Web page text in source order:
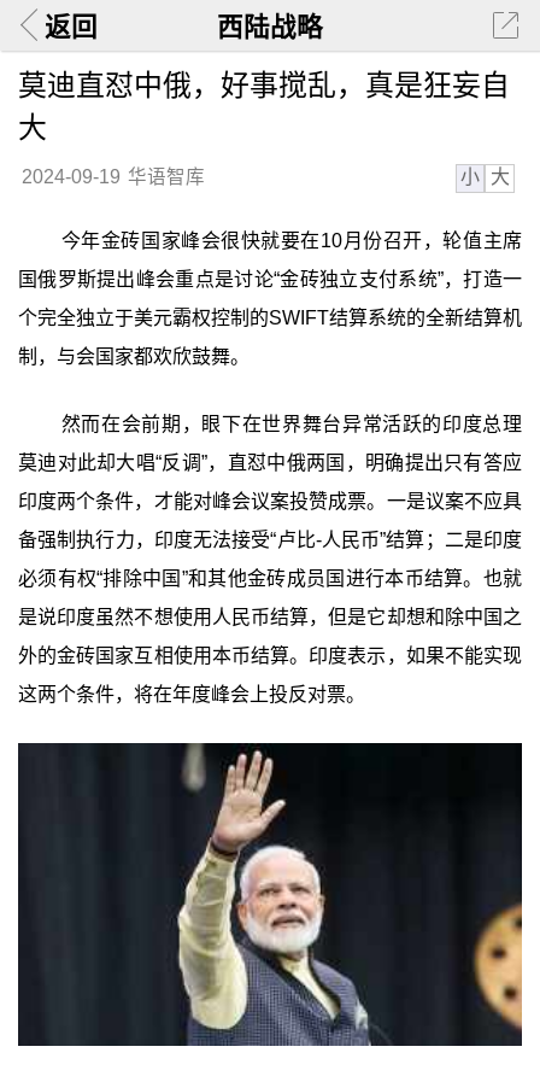
返回 西陆战略
莫迪直怼中俄，好事搅乱，真是狂妄自
大
2024-09-19 华语智库 小 大
今年金砖国家峰会很快就要在10月份召开，轮值主席
国俄罗斯提出峰会重点是讨论“金砖独立支付系统”，打造一
个完全独立于美元霸权控制的SWIFT结算系统的全新结算机
制，与会国家都欢欣鼓舞。
然而在会前期，眼下在世界舞台异常活跃的印度总理
莫迪对此却大唱“反调”，直怼中俄两国，明确提出只有答应
印度两个条件，才能对峰会议案投赞成票。一是议案不应具
备强制执行力，印度无法接受“卢比-人民币”结算；二是印度
必须有权“排除中国”和其他金砖成员国进行本币结算。也就
是说印度虽然不想使用人民币结算，但是它却想和除中国之
外的金砖国家互相使用本币结算。印度表示，如果不能实现
这两个条件，将在年度峰会上投反对票。